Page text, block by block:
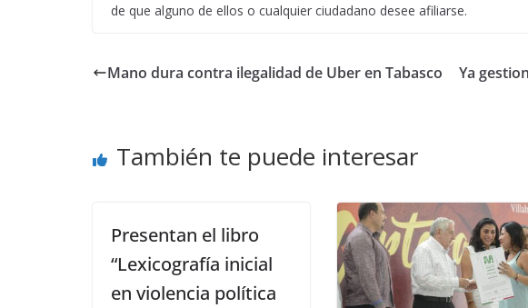
de que alguno de ellos o cualquier ciudadano desee afiliarse.
Mano dura contra ilegalidad de Uber en Tabasco
Ya
También te puede interesar
Presentan el libro
“Lexicografía inicial
en violencia política